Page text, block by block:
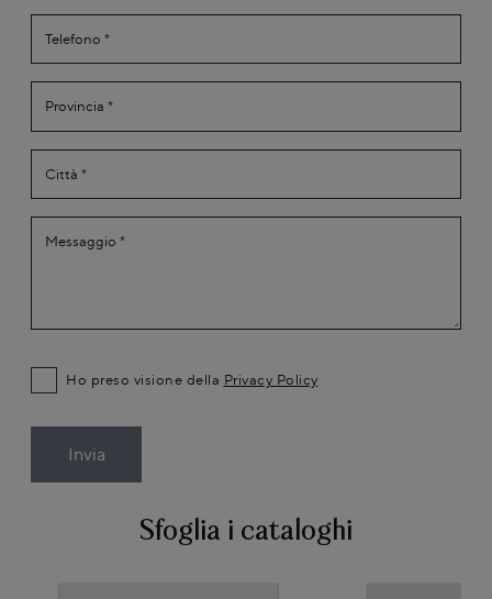
Sfoglia i cataloghi
Ho preso visione della Privacy Policy
Invia